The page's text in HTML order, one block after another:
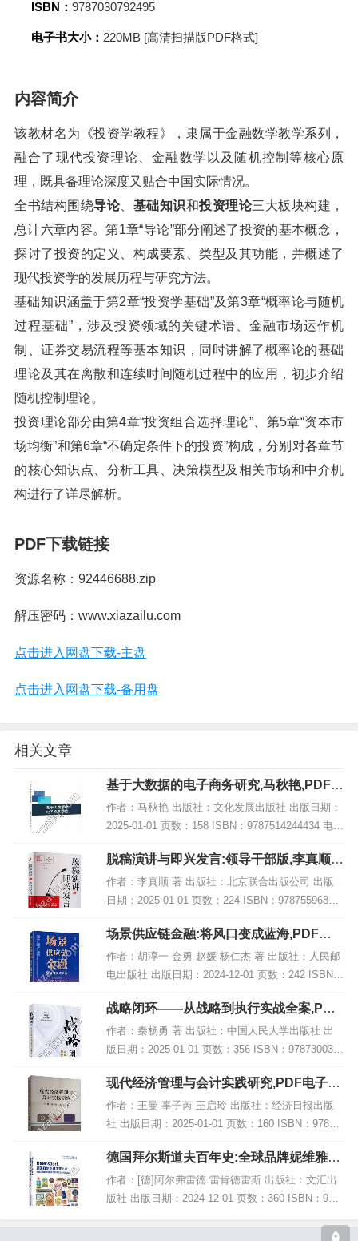
ISBN： 9787030792495
电子书大小： 220MB [高清扫描版PDF格式]
内容简介
该教材名为《投资学教程》，隶属于金融数学教学系列，
融合了现代投资理论、金融数学以及随机控制等核心原
理，既具备理论深度又贴合中国实际情况。
全书结构围绕导论、 基础知识和投资理论三大板块构建，
总计六章内容。第1章“导论”部分阐述了投资的基本概念，
探讨了投资的定义、构成要素、类型及其功能，并概述了
现代投资学的发展历程与研究方法。
基础知识涵盖于第2章“投资学基础”及第3章“概率论与随机
过程基础”，涉及投资领域的关键术语、金融市场运作机
制、证券交易流程等基本知识，同时讲解了概率论的基础
理论及其在离散和连续时间随机过程中的应用，初步介绍
随机控制理论。
投资理论部分由第4章“投资组合选择理论”、第5章“资本市
场均衡”和第6章“不确定条件下的投资”构成，分别对各章节
的核心知识点、分析工具、决策模型及相关市场和中介机
构进行了详尽解析。
PDF下载链接
资源名称：92446688.zip
解压密码：www.xiazailu.com
点击进入网盘下载-主盘
点击进入网盘下载-备用盘
相关文章
基于大数据的电子商务研究,马秋艳,PDF电
子书下载,网盘资源
作者：马秋艳 出版社：文化发展出版社 出版日期：
2025-01-01 页数：158 ISBN：9787514244434 电子
书大小：213MB [高清扫描版PDF格式] 内容简介 该
著作题...
脱稿演讲与即兴发言:领导干部版,李真顺,P
DF电子书网盘下载
作者：李真顺 著 出版社：北京联合出版公司 出版
日期：2025-01-01 页数：224 ISBN：97875596802
42 电子书大小：227MB [高清扫描版PDF格式] 内容
简介 在...
场景供应链金融:将风口变成蓝海,PDF电
子书网盘下载
作者：胡淳一 金勇 赵媛 杨仁杰 著 出版社：人民邮
电出版社 出版日期：2024-12-01 页数：242 ISBN：
9787115650603 电子书大小：226MB [高清扫描版P
DF格式]...
战略闭环——从战略到执行实战全案,PDF
电子书下载
作者：秦杨勇 著 出版社：中国人民大学出版社 出
版日期：2025-01-01 页数：356 ISBN：978730033
2079 电子书大小：209MB [高清扫描版PDF格式] 内
容简介...
现代经济管理与会计实践研究,PDF电子书
网盘下载
作者：王曼 辜子芮 王启玲 出版社：经济日报出版
社 出版日期：2025-01-01 页数：160 ISBN：97875
19614461 电子书大小：188MB [高清扫描版PDF格
式] 内容...
德国拜尔斯道夫百年史:全球品牌妮维雅、
德莎和汉莎是如何创立的?,PDF下载
作者：[德]阿尔弗雷德.雷肯德雷斯 出版社：文汇出
版社 出版日期：2024-12-01 页数：360 ISBN：978